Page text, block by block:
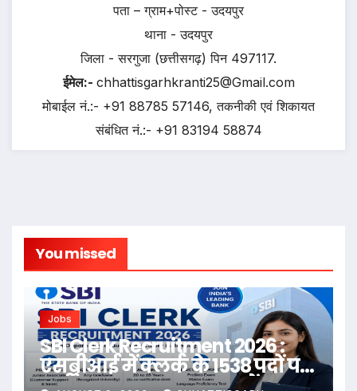
पता – ग्राम+पोस्ट - उदयपुर
थाना - उदयपुर
जिला - सरगुजा (छत्तीसगढ़) पिन 497117.
ईमेल:- chhattisgarhkranti25@Gmail.com
मोबाईल नं.:- +91 88785 57146, तकनीकी एवं शिकायत
संबंधित नं.:- +91 83194 58874
You missed
Jobs
SBI Clerk Recruitment 2026 :
एसबीआई में क्लर्क के 1538 पदों पर